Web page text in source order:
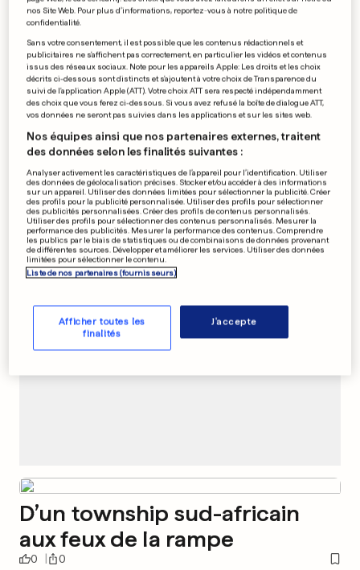
portables
0 0
Bataille rangée à Varsovie
PUBLICITÉ
D’un township sud-africain
aux feux de la rampe
0 0
nos Site Web. Pour plus d’informations, reportez-vous à notre politique de
confidentialité.
Sans votre consentement, il est possible que les contenus rédactionnels et
publicitaires ne s'affichent pas correctement, en particulier les vidéos et contenus
issus des réseaux sociaux. Note pour les appareils Apple: Les droits et les choix
décrits ci-dessous sont distincts et s'ajoutent à votre choix de Transparence du
suivi de l'application Apple (ATT). Votre choix ATT sera respecté indépendamment
des choix que vous ferez ci-dessous. Si vous avez refusé la boîte de dialogue ATT,
vos données ne seront pas suivies dans les applications et sur les sites web.
Nos équipes ainsi que nos partenaires externes, traitent
des données selon les finalités suivantes :
Analyser activement les caractéristiques de l’appareil pour l’identification. Utiliser
des données de géolocalisation précises. Stocker et/ou accéder à des informations
sur un appareil. Utiliser des données limitées pour sélectionner la publicité. Créer
des profils pour la publicité personnalisée. Utiliser des profils pour sélectionner
des publicités personnalisées. Créer des profils de contenus personnalisés.
Utiliser des profils pour sélectionner des contenus personnalisés. Mesurer la
performance des publicités. Mesurer la performance des contenus. Comprendre
les publics par le biais de statistiques ou de combinaisons de données provenant
de différentes sources. Développer et améliorer les services. Utiliser des données
limitées pour sélectionner le contenu.
Liste de nos partenaires (fournisseurs)
Afficher toutes les
finalités
J'accepte